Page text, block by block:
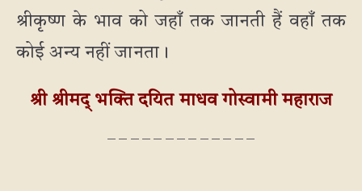
श्रीकृष्ण के भाव को जहाँ तक जानती हैं वहाँ तक
कोई अन्य नहीं जानता।
श्री श्रीमद् भक्ति दयित माधव गोस्वामी महाराज